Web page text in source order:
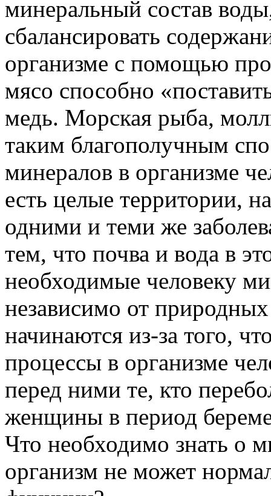
минеральный состав
сбалансировать
организме с помощью
мясо способно
медь. Морская рыба,
таким благополучным
минералов в организме
есть целые территории,
одними и теми же
тем, что почва и вода в
необходимые человеку
независимо от
начинаются из-за того,
процессы в организме
перед ними те, кто
женщины в период
Что необходимо знать о
организм не может